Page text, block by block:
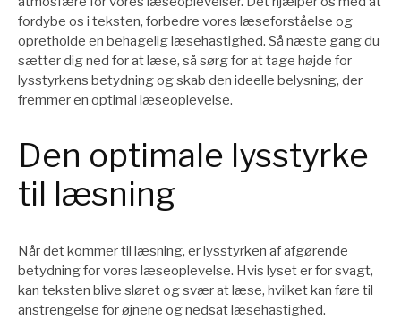
fordybe os i teksten, forbedre vores læseforståelse og
opretholde en behagelig læsehastighed. Så næste gang du
sætter dig ned for at læse, så sørg for at tage højde for
lysstyrkens betydning og skab den ideelle belysning, der
fremmer en optimal læseoplevelse.
Den optimale lysstyrke
til læsning
Når det kommer til læsning, er lysstyrken af afgørende
betydning for vores læseoplevelse. Hvis lyset er for svagt,
kan teksten blive sløret og svær at læse, hvilket kan føre til
anstrengelse for øjnene og nedsat læsehastighed.